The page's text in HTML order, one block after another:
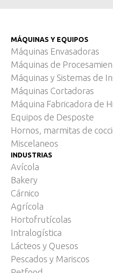
MÁQUINAS Y EQUIPOS
Máquinas Envasadoras
Máquinas de
Máquinas y Sistemas de
Máquinas Cortadoras
Máquina Fabricadora de
Equipos de Desposte
Hornos, marmitas de
Miscelaneos
INDUSTRIAS
Avícola
Bakery
Cárnico
Agrícola
Hortofrutícolas
Intralogística
Lácteos y Quesos
Pescados y Mariscos